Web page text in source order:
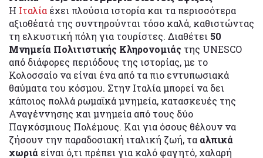
Η Ιταλία έχει πλούσια ιστορία και τα περισσότερα
αξιοθέατά της συντηρούνται τόσο καλά, καθιστώντας
τη ελκυστική πόλη για τουρίστες. Διαθέτει 50
Μνημεία Πολιτιστικής Κληρονομιάς της UNESCO
από διάφορες περιόδους της ιστορίας, με το
Κολοσσαίο να είναι ένα από τα πιο εντυπωσιακά
θαύματα του κόσμου. Στην Ιταλία μπορεί να δει
κάποιος πολλά ρωμαϊκά μνημεία, κατασκευές της
Αναγέννησης και μνημεία από τους δύο
Παγκόσμιους Πολέμους. Και για όσους θέλουν να
ζήσουν την παραδοσιακή ιταλική ζωή, τα αλπικά
χωριά είναι ό,τι πρέπει για καλό φαγητό, χαλαρή